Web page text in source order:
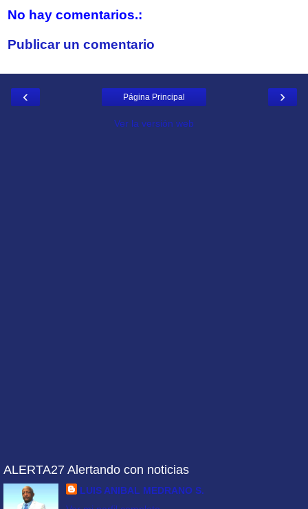
No hay comentarios.:
Publicar un comentario
‹ ›
Página Principal
Ver la versión web
ALERTA27 Alertando con noticias
LUIS ANIBAL MEDRANO S.